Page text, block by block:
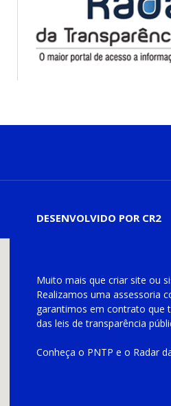
DESENVOLVIDO POR CR2
Muito mais que criar site ou
Realizamos uma assessoria
garantimos em contrato que
das leis de transparência
Conheça o PNTP e o Radar